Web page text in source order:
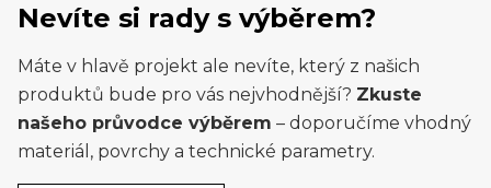
Nevíte si rady s výběrem?
Máte v hlavě projekt ale nevíte, který z našich
produktů bude pro vás nejvhodnější? Zkuste
našeho průvodce výběrem – doporučíme vhodný
materiál, povrchy a technické parametry.